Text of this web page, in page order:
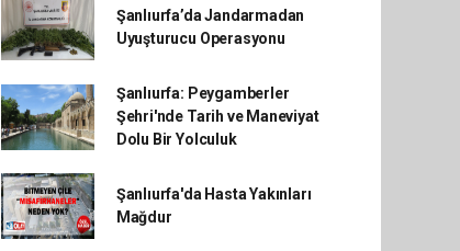
Şanlıurfa’da Jandarmadan
Uyuşturucu Operasyonu
Şanlıurfa: Peygamberler
Şehri'nde Tarih ve Maneviyat
Dolu Bir Yolculuk
Şanlıurfa'da Hasta Yakınları
Mağdur